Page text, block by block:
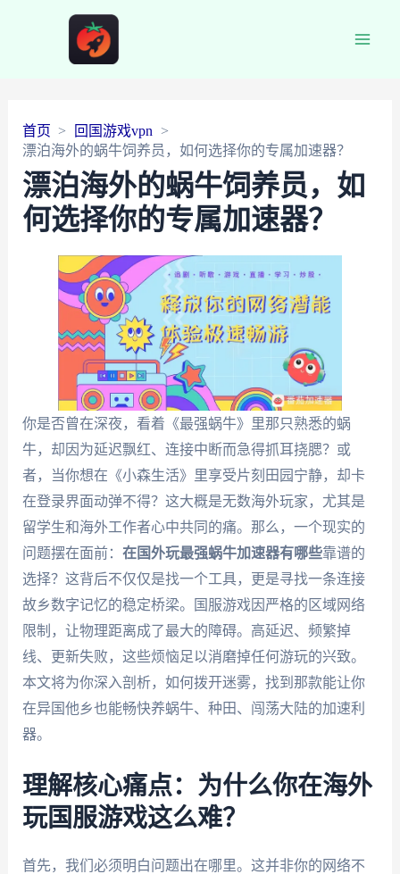
首页
回国游戏vpn
漂泊海外的蜗牛饲养员，如何选择你的专属加速器？
漂泊海外的蜗牛饲养员，如
何选择你的专属加速器？
你是否曾在深夜，看着《最强蜗牛》里那只熟悉的蜗
牛，却因为延迟飘红、连接中断而急得抓耳挠腮？或
者，当你想在《小森生活》里享受片刻田园宁静，却卡
在登录界面动弹不得？这大概是无数海外玩家，尤其是
留学生和海外工作者心中共同的痛。那么，一个现实的
问题摆在面前： 在国外玩最强蜗牛加速器有哪些靠谱的
选择？这背后不仅仅是找一个工具，更是寻找一条连接
故乡数字记忆的稳定桥梁。国服游戏因严格的区域网络
限制，让物理距离成了最大的障碍。高延迟、频繁掉
线、更新失败，这些烦恼足以消磨掉任何游玩的兴致。
本文将为你深入剖析，如何拨开迷雾，找到那款能让你
在异国他乡也能畅快养蜗牛、种田、闯荡大陆的加速利
器。
理解核心痛点：为什么你在海外
玩国服游戏这么难？
首先，我们必须明白问题出在哪里。这并非你的网络不